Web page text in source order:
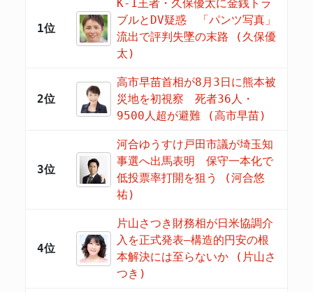
1位
K-1王者・久保優太に金銭トラ
ブルとDV疑惑 「パンツ写真」
流出で評判失墜の末路 (久保優
太)
2位
高市早苗首相が8月3日に熊本被
災地を初視察 死者36人・
9500人超が避難 (高市早苗)
3位
河合ゆうすけ戸田市議が埼玉知
事選へ出馬表明 保守一本化で
低投票率打開を狙う (河合悠
祐)
4位
片山さつき財務相が日米協調介
入を正式発表―構造的円安の根
本解決には至らないか (片山さ
つき)